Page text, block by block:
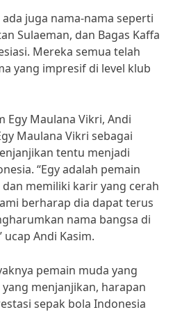
juga nama-nama seperti
Sulaeman, dan Bagas Kaffa
Mereka semua telah
yang impresif di level klub
Egy Maulana Vikri, Andi
Maulana Vikri sebagai
tentu menjadi
“Egy adalah pemain
memiliki karir yang cerah
berharap dia dapat terus
nama bangsa di
Andi Kasim.
pemain muda yang
menjanjikan, harapan
sepak bola Indonesia